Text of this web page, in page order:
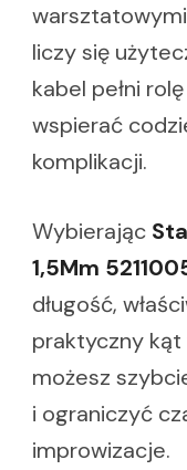
liczy się
kabel pełni
wspierać
komplikacji.
Wybierając
1,5Mm
długość,
praktyczny kąt
możesz
i ograniczyć
improwizacje.